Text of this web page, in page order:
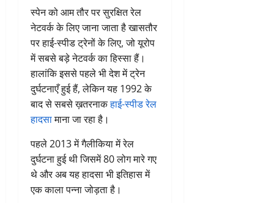
स्पेन को आम तौर पर सुरक्षित रेल
नेटवर्क के लिए जाना जाता है खासतौर
पर हाई-स्पीड ट्रेनों के लिए, जो यूरोप
में सबसे बड़े नेटवर्क का हिस्सा हैं।
हालांकि इससे पहले भी देश में ट्रेन
दुर्घटनाएँ हुई हैं, लेकिन यह 1992 के
बाद से सबसे ख़तरनाकहाई-स्पीड रेल
हादसामाना जा रहा है।
पहले 2013 में गैलीकिया में रेल
दुर्घटना हुई थी जिसमें 80 लोग मारे गए
थे और अब यह हादसा भी इतिहास में
एक काला पन्ना जोड़ता है।